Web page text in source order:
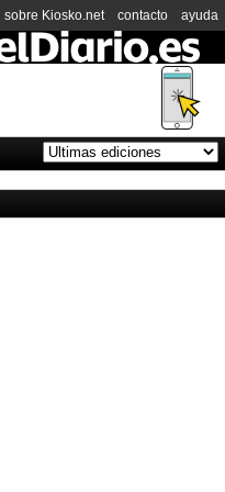
sobre Kiosko.net contacto ayuda